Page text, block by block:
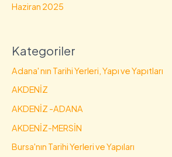
Haziran 2025
Kategoriler
Adana' nın Tarihi Yerleri, Yapı ve Yapıtları
AKDENİZ
AKDENİZ -ADANA
AKDENİZ-MERSİN
Bursa'nın Tarihi Yerleri ve Yapıları